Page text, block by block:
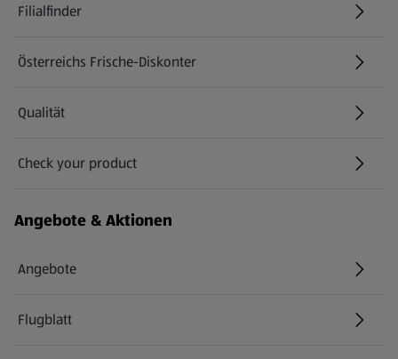
Filialfinder
Österreichs Frische-Diskonter
Qualität
Check your product
(öffnet in einem neuen Tab)
Angebote & Aktionen
Angebote
Flugblatt